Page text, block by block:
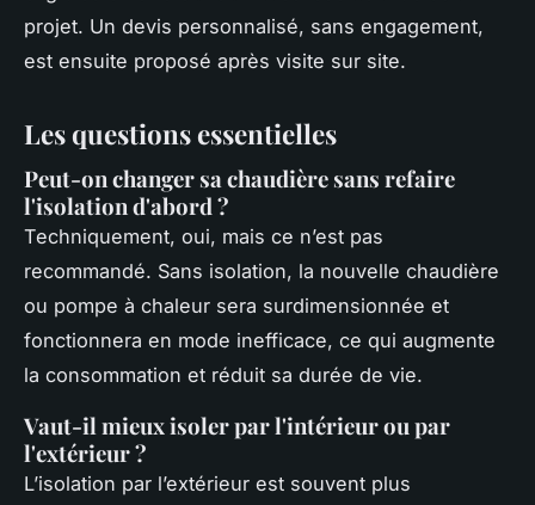
projet. Un devis personnalisé, sans engagement,
est ensuite proposé après visite sur site.
Les questions essentielles
Peut-on changer sa chaudière sans refaire
l'isolation d'abord ?
Techniquement, oui, mais ce n’est pas
recommandé. Sans isolation, la nouvelle chaudière
ou pompe à chaleur sera surdimensionnée et
fonctionnera en mode inefficace, ce qui augmente
la consommation et réduit sa durée de vie.
Vaut-il mieux isoler par l'intérieur ou par
l'extérieur ?
L’isolation par l’extérieur est souvent plus